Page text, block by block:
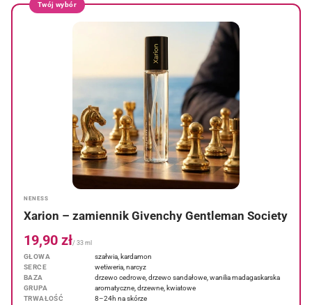
Twój wybór
NENESS
Xarion – zamiennik Givenchy Gentleman Society
19,90 zł/ 33 ml
GŁOWA
szałwia, kardamon
SERCE
wetiweria, narcyz
BAZA
drzewo cedrowe, drzewo sandałowe, wanilia madagaskarska
GRUPA
aromatyczne, drzewne, kwiatowe
TRWAŁOŚĆ
8–24h na skórze